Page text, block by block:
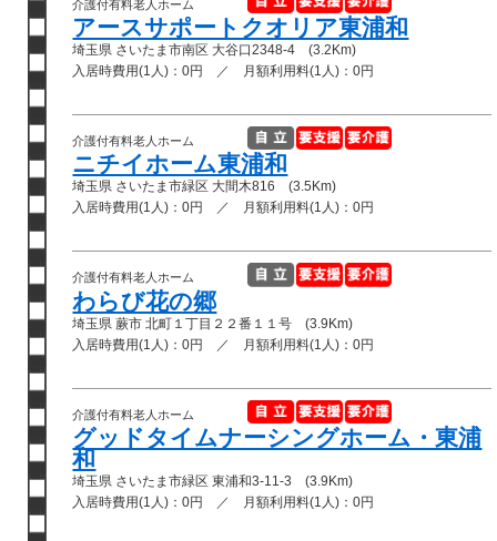
介護付有料老人ホーム
アースサポートクオリア東浦和
埼玉県 さいたま市南区 大谷口2348-4 (3.2Km)
入居時費用(1人)：0円 ／ 月額利用料(1人)：0円
介護付有料老人ホーム
ニチイホーム東浦和
埼玉県 さいたま市緑区 大間木816 (3.5Km)
入居時費用(1人)：0円 ／ 月額利用料(1人)：0円
介護付有料老人ホーム
わらび花の郷
埼玉県 蕨市 北町１丁目２２番１１号 (3.9Km)
入居時費用(1人)：0円 ／ 月額利用料(1人)：0円
介護付有料老人ホーム
グッドタイムナーシングホーム・東浦
和
埼玉県 さいたま市緑区 東浦和3-11-3 (3.9Km)
入居時費用(1人)：0円 ／ 月額利用料(1人)：0円